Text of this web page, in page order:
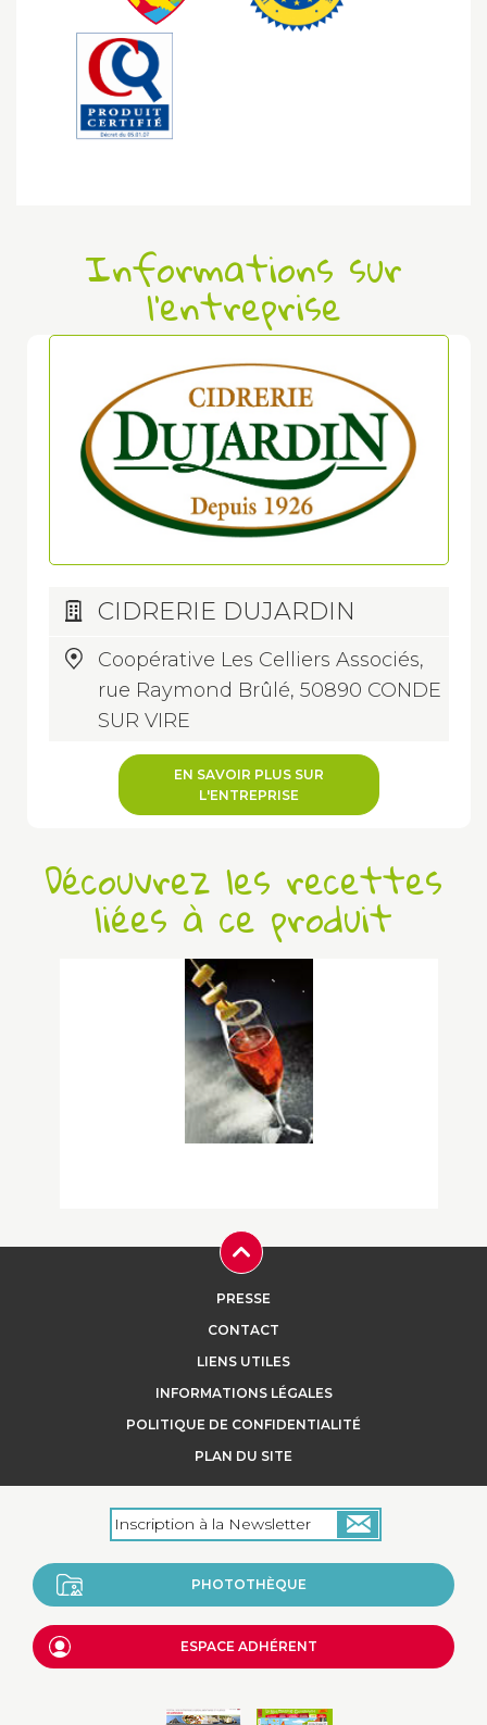
Informations sur
l'entreprise
CIDRERIE DUJARDIN
Coopérative Les Celliers Associés,
rue Raymond Brûlé, 50890 CONDE
SUR VIRE
EN SAVOIR PLUS SUR
L'ENTREPRISE
Découvrez les recettes
liées à ce produit
+
PRESSE
CONTACT
LIENS UTILES
INFORMATIONS LÉGALES
POLITIQUE DE CONFIDENTIALITÉ
PLAN DU SITE
PHOTOTHÈQUE
ESPACE ADHÉRENT